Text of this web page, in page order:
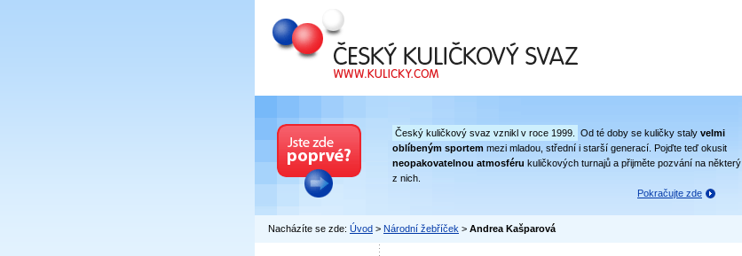
Český kuličkový svaz
Český kuličkový svaz vznikl v roce 1999. Od té doby se kuličky staly velmi
oblíbeným sportem mezi mladou, střední i starší generací. Pojďte teď okusit
neopakovatelnou atmosféru kuličkových turnajů a přijměte pozvání na některý
z nich.
Pokračujte zde
Nacházíte se zde: Úvod > Národní žebříček > Andrea Kašparová